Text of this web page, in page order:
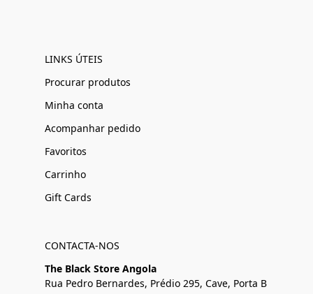
LINKS ÚTEIS
Procurar produtos
Minha conta
Acompanhar pedido
Favoritos
Carrinho
Gift Cards
CONTACTA-NOS
The Black Store Angola
Rua Pedro Bernardes, Prédio 295, Cave, Porta B